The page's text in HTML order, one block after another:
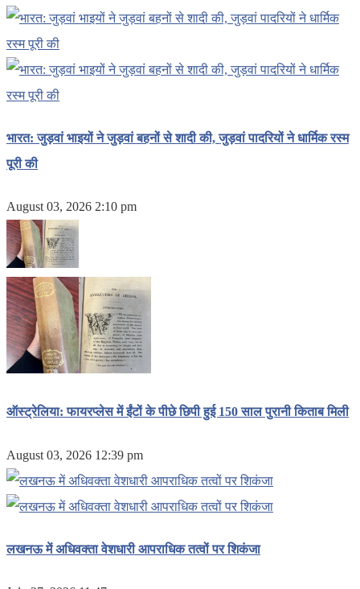
भारत: जुड़वां भाइयों ने जुड़वां बहनों से शादी की, जुड़वां पादरियों ने धार्मिक रस्म
पूरी की
August 03, 2026 2:10 pm
ऑस्ट्रेलिया: फायरप्लेस में ईंटों के पीछे छिपी हुई 150 साल पुरानी किताब मिली
August 03, 2026 12:39 pm
लखनऊ में अधिवक्ता वेशधारी आपराधिक तत्वों पर शिकंजा